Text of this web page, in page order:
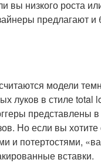
низкого роста
предлагают
модели
луков в стиле total
представлены
Но если вы
и потертостями,
вставки.